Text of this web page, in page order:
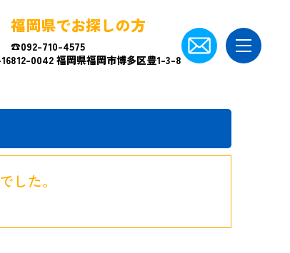
福岡県でお探しの方
☎092-710-4575
812-0042 福岡県福岡市博多区豊1-3-8
した。